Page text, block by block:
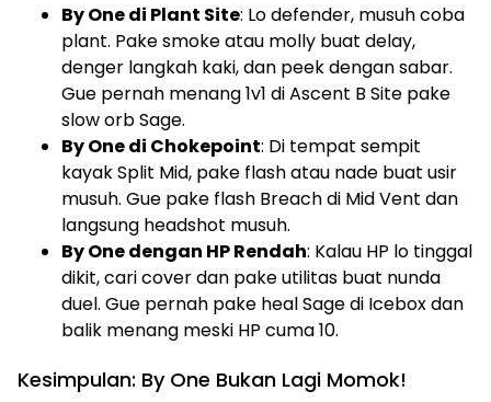
By One di Plant Site: Lo defender, musuh coba
plant. Pake smoke atau molly buat delay,
denger langkah kaki, dan peek dengan sabar.
Gue pernah menang 1v1 di Ascent B Site pake
slow orb Sage.
By One di Chokepoint: Di tempat sempit
kayak Split Mid, pake flash atau nade buat usir
musuh. Gue pake flash Breach di Mid Vent dan
langsung headshot musuh.
By One dengan HP Rendah: Kalau HP lo tinggal
dikit, cari cover dan pake utilitas buat nunda
duel. Gue pernah pake heal Sage di Icebox dan
balik menang meski HP cuma 10.
Kesimpulan: By One Bukan Lagi Momok!